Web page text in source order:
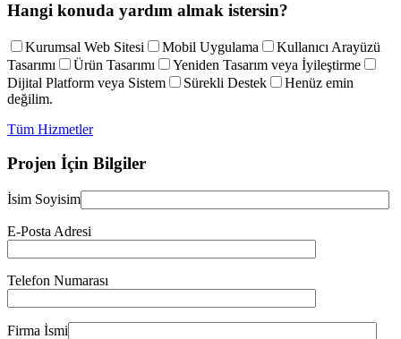
Hangi konuda yardım almak istersin?
Kurumsal Web Sitesi Mobil Uygulama
Kullanıcı Arayüzü
Tasarımı
Ürün Tasarımı
Yeniden Tasarım veya İyileştirme
Dijital Platform veya Sistem
Sürekli Destek
Henüz emin
değilim.
Tüm Hizmetler
Projen İçin Bilgiler
İsim Soyisim
E-Posta Adresi
Telefon Numarası
Firma İsmi